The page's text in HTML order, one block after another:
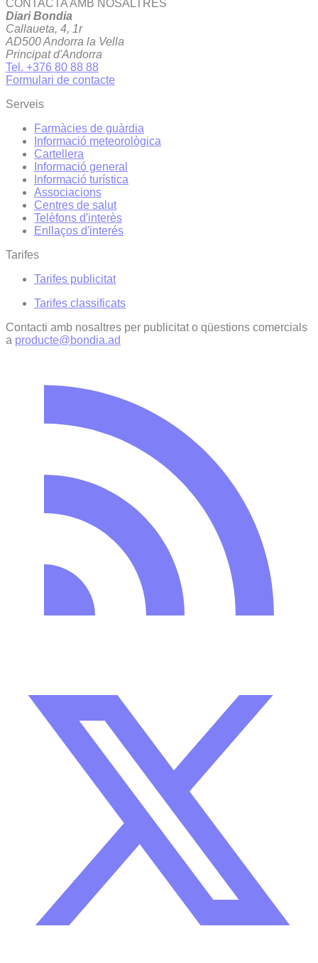
CONTACTA AMB NOSALTRES
Diari Bondia
Callaueta, 4, 1r
AD500 Andorra la Vella
Principat d'Andorra
Tel. +376 80 88 88
Formulari de contacte
Serveis
Farmàcies de guàrdia
Informació meteorològica
Cartellera
Informació general
Informació turística
Associacions
Centres de salut
Telèfons d'interès
Enllaços d'interés
Tarifes
Tarifes publicitat
Tarifes classificats
Contacti amb nosaltres per publicitat o qüestions comercials
a producte@bondia.ad